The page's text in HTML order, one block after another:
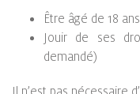
Être âgé de 18
Jouir de ses
demandé)
Il n’est pas nécessaire